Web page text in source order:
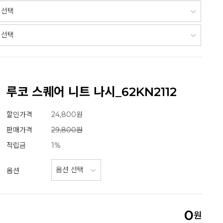
루코 스퀘어 니트 나시_62KN2112
할인가격
24,800원
판매가격
29,800원
적립금
1%
옵션
0원